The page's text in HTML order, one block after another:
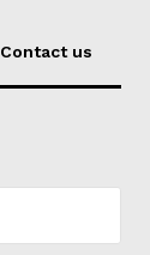
Contact us